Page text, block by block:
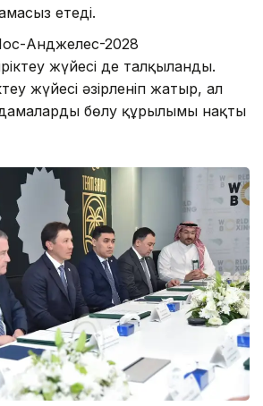
етеді.
Анджелес-2028
жүйесі де талқыланды.
жүйесі әзірленіп жатыр, ал
бөлу құрылымы нақты